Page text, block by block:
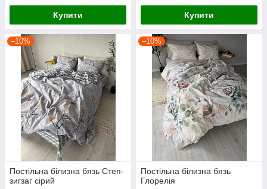
Купити Купити
–10%
Постільна білизна бязь Степ-
зигзаг сірий
–10%
Постільна білизна бязь
Глорелія